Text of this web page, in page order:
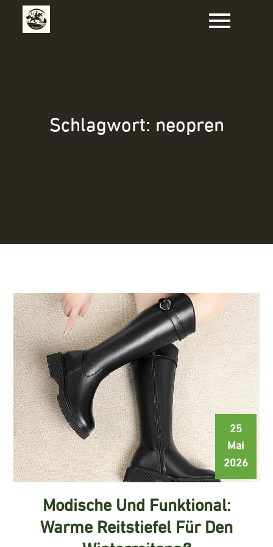
Schlagwort: neopren
25
Mai
2026
Modische Und Funktional:
Warme Reitstiefel Für Den